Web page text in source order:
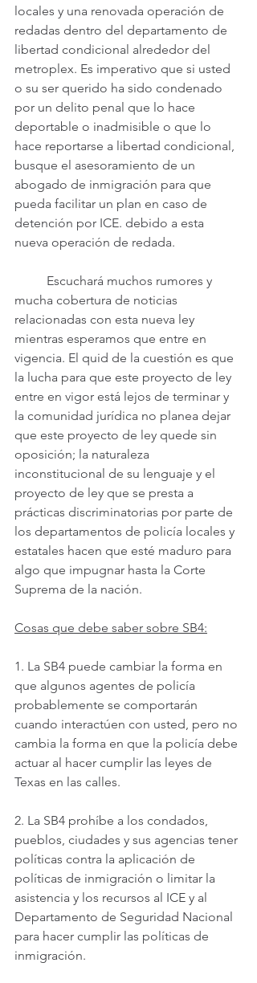
locales y una renovada operación de
redadas dentro del departamento de
libertad condicional alrededor del
metroplex. Es imperativo que si usted
o su ser querido ha sido condenado
por un delito penal que lo hace
deportable o inadmisible o que lo
hace reportarse a libertad condicional,
busque el asesoramiento de un
abogado de inmigración para que
pueda facilitar un plan en caso de
detención por ICE. debido a esta
nueva operación de redada.
mucha cobertura de noticias
relacionadas con esta nueva ley
mientras esperamos que entre en
vigencia. El quid de la cuestión es que
la lucha para que este proyecto de ley
entre en vigor está lejos de terminar y
la comunidad jurídica no planea dejar
que este proyecto de ley quede sin
oposición; la naturaleza
inconstitucional de su lenguaje y el
proyecto de ley que se presta a
prácticas discriminatorias por parte de
los departamentos de policía locales y
estatales hacen que esté maduro para
algo que impugnar hasta la Corte
Suprema de la nación.
Cosas que debe saber sobre SB4:
1. La SB4 puede cambiar la forma en
que algunos agentes de policía
probablemente se comportarán
cuando interactúen con usted, pero no
cambia la forma en que la policía debe
actuar al hacer cumplir las leyes de
Texas en las calles.
2. La SB4 prohíbe a los condados,
pueblos, ciudades y sus agencias tener
políticas contra la aplicación de
políticas de inmigración o limitar la
asistencia y los recursos al ICE y al
Departamento de Seguridad Nacional
para hacer cumplir las políticas de
inmigración.